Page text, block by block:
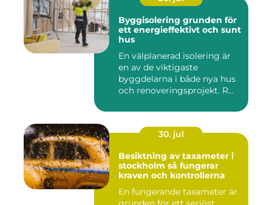
Byggisolering grunden för
ett energieffektivt och sunt
hus
En välplanerad isolering är
en av de viktigaste
byggdelarna i både nya hus
och renoveringsprojekt. R...
30. jul
Besiktning av taxameter i
stockholm så fungerar
kraven och kontrollerna
En fungerande taxameter är